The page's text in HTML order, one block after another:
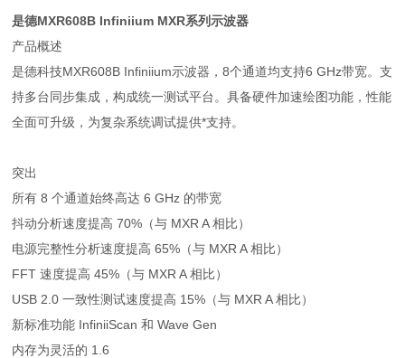
是德MXR608B Infiniium MXR系列示波器
产品概述
是德科技MXR608B Infiniium示波器，8个通道均支持6 GHz带宽。支
持多台同步集成，构成统一测试平台。具备硬件加速绘图功能，性能
全面可升级，为复杂系统调试提供*支持。
突出
所有 8 个通道始终高达 6 GHz 的带宽
抖动分析速度提高 70%（与 MXR A 相比）
电源完整性分析速度提高 65%（与 MXR A 相比）
FFT 速度提高 45%（与 MXR A 相比）
USB 2.0 一致性测试速度提高 15%（与 MXR A 相比）
新标准功能 InfiniiScan 和 Wave Gen
内存为灵活的 1.6